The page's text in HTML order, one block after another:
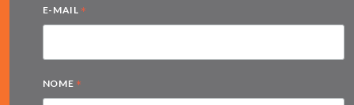
E-MAIL *
NOME *